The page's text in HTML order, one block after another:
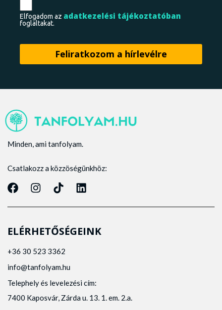
Elfogadom az adatkezelési tájékoztatóban
foglaltakat.
Minden, ami tanfolyam.
Csatlakozz a közzöségünkhöz:
ELÉRHETŐSÉGEINK
+36 30 523 3362
info@tanfolyam.hu
Telephely és levelezési cím:
7400 Kaposvár, Zárda u. 13. 1. em. 2.a.